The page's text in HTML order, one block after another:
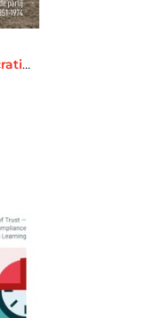
Boeren en democratie op Walcheren